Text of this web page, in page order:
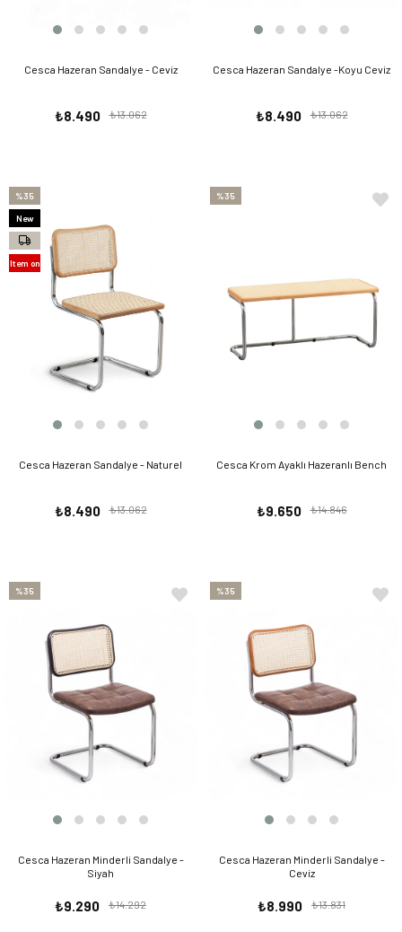
Cesca Hazeran Sandalye - Ceviz
₺8.490 ₺13.062
Cesca Hazeran Sandalye -Koyu Ceviz
₺8.490 ₺13.062
Cesca Hazeran Sandalye - Naturel
₺8.490 ₺13.062
%35
New
Item
Item on
Cesca Krom Ayaklı Hazeranlı Bench
₺9.650 ₺14.846
%35
Cesca Hazeran Minderli Sandalye -
Siyah
₺9.290 ₺14.292
%35
Cesca Hazeran Minderli Sandalye -
Ceviz
₺8.990 ₺13.831
%35